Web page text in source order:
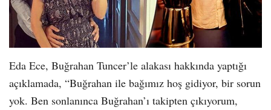
Eda Ece, Buğrahan Tuncer’le alakası hakkında yaptığı
açıklamada, “Buğrahan ile bağımız hoş gidiyor, bir sorun
yok. Ben sonlanınca Buğrahan’ı takipten çıkıyorum,